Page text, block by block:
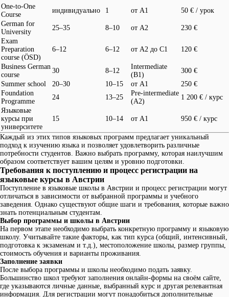
One-to-One
Course
индивидуально 1 от A1
50 € / урок
German for
University
25–35 8–10 от A2
230 €
Exam
Preparation
course (ÖSD)
6–12 6–12 от A2 до C1 120 €
Business German
course
30 8–12
Intermediate
(B1)
300 €
Summer school
20–30 10–15 от A1
250 €
Foundation
Programme
24 13–25
Pre-intermediate
(A2)
1 200 € / курс
Языковые
курсы при
университете
15 10–14 от A1 950 € / курс
Каждый из этих типов языковых программ предлагает уникальный
подход к изучению языка и позволяет удовлетворить различные
потребности студентов. Важно выбрать программу, которая наилучшим
образом соответствует вашим целям и уровню подготовки.
Требования к поступлению и процесс регистрации на
языковые курсы в Австрии
Поступление в языковые школы в Австрии и процесс регистрации могут
отличаться в зависимости от выбранной программы и учебного
заведения. Однако существуют общие шаги и требования, которые важно
знать потенциальным студентам.
Выбор программы и школы в Австрии
На первом этапе необходимо выбрать конкретную программу и языковую
школу. Учитывайте такие факторы, как тип курса (общий, интенсивный,
подготовка к экзаменам и т.д.), местоположение школы, размер группы,
стоимость обучения и варианты проживания.
Заполнение заявки
После выбора программы и школы необходимо подать заявку.
Большинство школ требуют заполнения онлайн-формы на своём сайте,
где указываются личные данные, выбранный курс и другая релевантная
информация. Для регистрации могут понадобиться дополнительные